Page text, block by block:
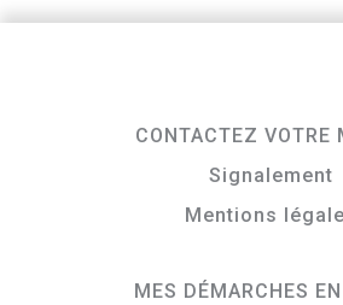
CONTACTEZ VOTRE
Signalement
Mentions
MES DÉMARCHES